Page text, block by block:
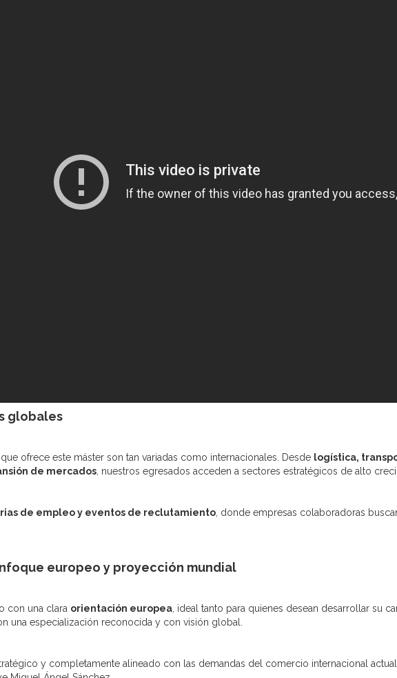
globales
ofrece este máster son tan variadas como internacionales. Desde logística,
de mercados, nuestros egresados acceden a sectores estratégicos de alto
de empleo y eventos de reclutamiento, donde empresas colaboradoras
europeo y proyección mundial
con una clara orientación europea, ideal tanto para quienes desean desarrollar su
una especialización reconocida y con visión global.
y completamente alineado con las demandas del comercio internacional